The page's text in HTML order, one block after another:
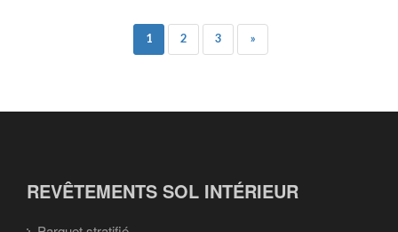
1 2 3 »
REVÊTEMENTS SOL INTÉRIEUR